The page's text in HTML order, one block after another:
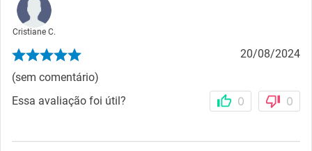
Cristiane C.
20/08/2024
(sem comentário)
Essa avaliação foi útil?
0 0